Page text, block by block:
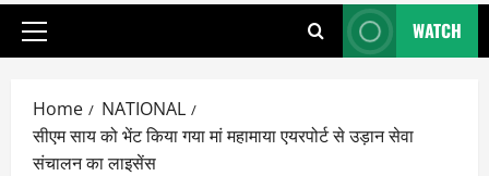
Primary
WATCH
Home
NATIONAL
सीएम साय को भेंट किया गया मां महामाया एयरपोर्ट से उड़ान सेवा
संचालन का लाइसेंस